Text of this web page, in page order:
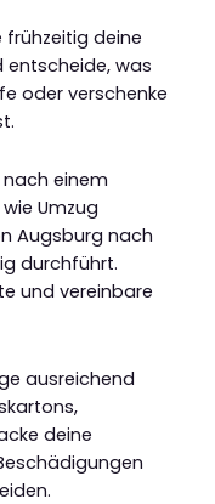
frühzeitig deine
entscheide, was
oder verschenke
nach einem
Umzug
Augsburg nach
durchführt.
und vereinbare
ausreichend
deine